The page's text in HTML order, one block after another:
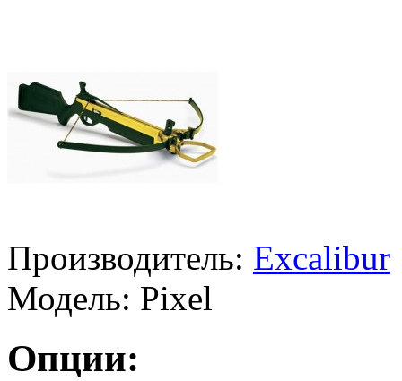
Производитель: Excalibur
Модель: Pixel
Опции: